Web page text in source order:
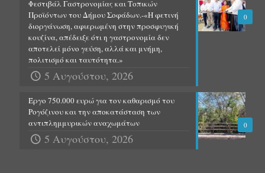
0
Φεστιβάλ Γαστρονομίας και Τοπικών
Προϊόντων του Δήμου Σοφάδων.-«Η φετινή
διοργάνωση, αφιερωμένη στην προσφυγική
κουζίνα, απέδειξε ότι η γαστρονομία δεν
αποτελεί μόνο γεύση, αλλά και μνήμη,
πολιτισμό και ταυτότητα.»
5 Αυγούστου, 2026
0
Έργο 750.000 ευρώ για τον καθαρισμό του
Ρογόζινου και την αποκατάσταση των
αντιπλημμυρικών αναχωμάτων
5 Αυγούστου, 2026